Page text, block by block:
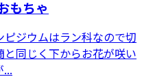
もちゃ
ジウムはラン科なので切
同じく下からお花が咲い